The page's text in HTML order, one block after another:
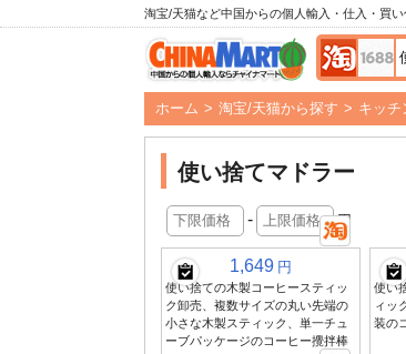
淘宝/天猫など中国からの個人輸入・仕入・買
ホーム > 淘宝/天猫から探す > キッチ
使い捨てマドラー
- 円
1,649 円
使い捨ての木製コーヒースティッ
ク卸売、複数サイズの丸い先端の
小さな木製スティック、単一チュ
ーブパッケージのコーヒー攪拌棒
使い
ィッ
装の